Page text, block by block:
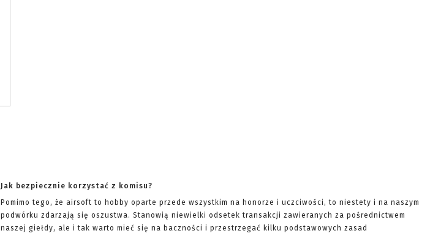
Jak bezpiecznie korzystać z komisu?
Pomimo tego, że airsoft to hobby oparte przede wszystkim na honorze i uczciwości, to niestety i na naszym
podwórku zdarzają się oszustwa. Stanowią niewielki odsetek transakcji zawieranych za pośrednictwem
naszej giełdy, ale i tak warto mieć się na baczności i przestrzegać kilku podstawowych zasad